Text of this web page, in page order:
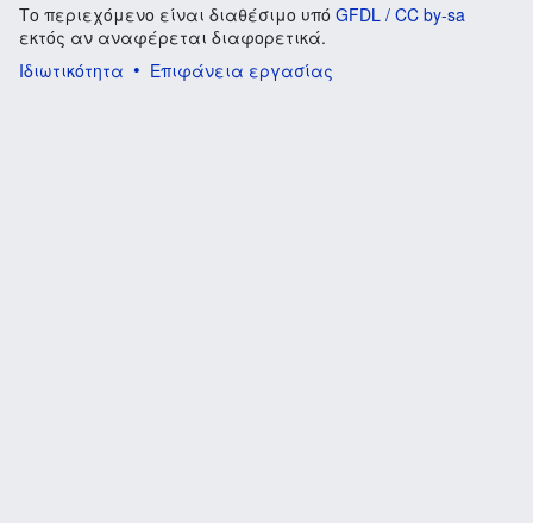
Το περιεχόμενο είναι διαθέσιμο υπό GFDL / CC by-sa
εκτός αν αναφέρεται διαφορετικά.
Ιδιωτικότητα
Επιφάνεια εργασίας